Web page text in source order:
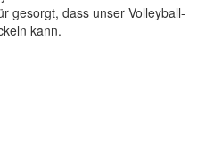
gesorgt, dass unser Volleyball-
kann.